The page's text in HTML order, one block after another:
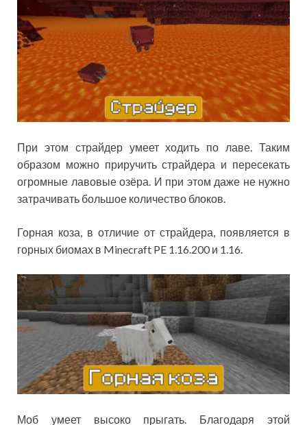
При этом страйдер умеет ходить по лаве. Таким
образом можно приручить страйдера и пересекать
огромные лавовые озёра. И при этом даже не нужно
затрачивать большое количество блоков.
Горная коза, в отличие от страйдера, появляется в
горных биомах в Minecraft PE 1.16.200 и 1.16.
Моб умеет высоко прыгать. Благодаря этой